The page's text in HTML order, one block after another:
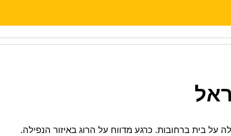
בית ברחובות. כרגע מדווח על הרוג באיזור הנפילה.